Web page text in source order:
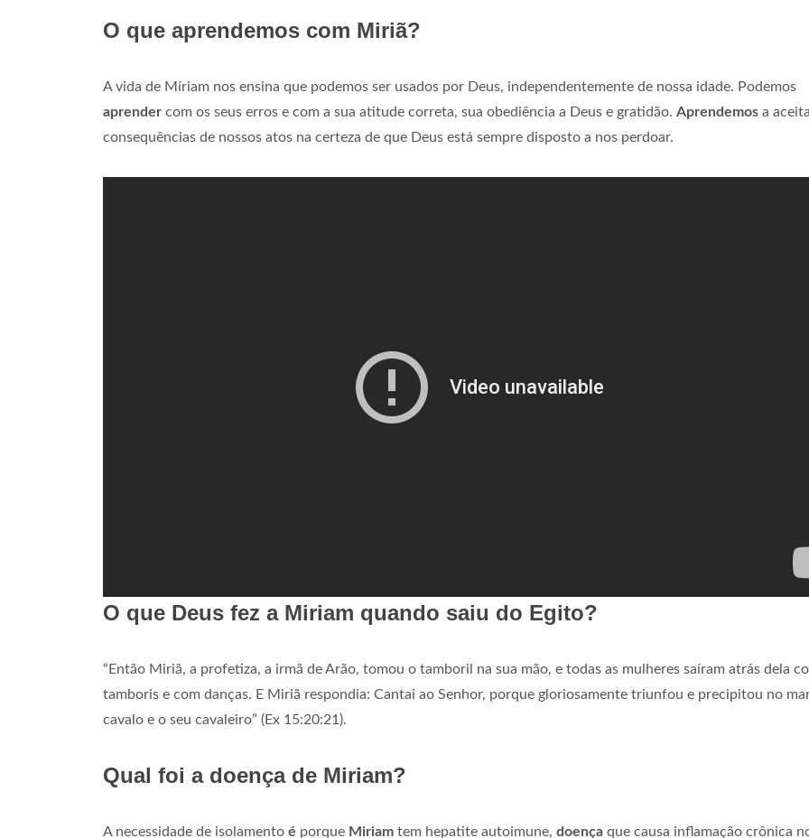
O que aprendemos com Miriã?
A vida de Míriam nos ensina que podemos ser usados por Deus, independentemente de nossa idade. Podemos
aprender com os seus erros e com a sua atitude correta, sua obediência a Deus e gratidão. Aprendemos a
consequências de nossos atos na certeza de que Deus está sempre disposto a nos perdoar.
O que Deus fez a Miriam quando saiu do Egito?
“Então Miriã, a profetiza, a irmã de Arão, tomou o tamboril na sua mão, e todas as mulheres saíram atrás dela
tamboris e com danças. E Miriã respondia: Cantai ao Senhor, porque gloriosamente triunfou e precipitou no
cavalo e o seu cavaleiro” (Ex 15:20:21).
Qual foi a doença de Miriam?
A necessidade de isolamento é porque Miriam tem hepatite autoimune, doença que causa inflamação crônica